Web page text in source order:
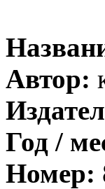
Автор:
Год /
Номер: